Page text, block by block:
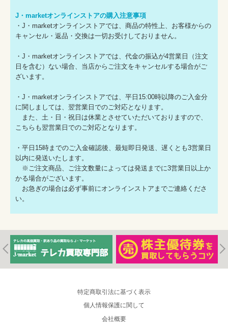
J・marketオンラインストアの購入注意事項
・J・marketオンラインストアでは、商品の特性上、お客様からの
キャンセル・返品・交換は一切お受けしておりません。
・J・marketオンラインストアでは、代金の振込が4営業日（注文
日を含む）ない場合、当店からご注文をキャンセルする場合がご
ざいます。
・J・marketオンラインストアでは、平日15:00時以降のご入金分
に関しましては、翌営業日でのご対応となります。
また、土・日・祝日は休業とさせていただいておりますので、
こちらも翌営業日でのご対応となります。
・平日15時までのご入金確認後、最短即日発送、遅くとも3営業日
以内に発送いたします。
※ご注文商品、ご注文数量によっては発送までに3営業日以上か
かる場合がございます。
お急ぎの場合は必ず事前にオンラインストアまでご連絡くださ
い。
特定商取引法に基づく表示
個人情報保護に関して
会社概要